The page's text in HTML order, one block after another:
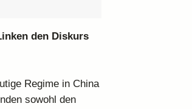
den Diskurs
Regime in China
sowohl den